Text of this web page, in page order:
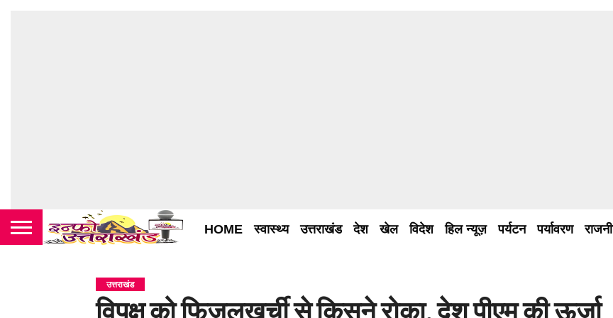
HOME स्वास्थ्य उत्तराखंड देश खेल विदेश हिल न्यूज़ पर्यटन पर्यावरण
उत्तराखंड
विपक्ष को फिजूलखर्ची से किसने रोका, देश पीएम की ऊर्जा